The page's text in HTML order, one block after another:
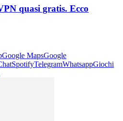
quasi gratis. Ecco
Google MapsGoogle
SpotifyTelegramWhatsappGiochi